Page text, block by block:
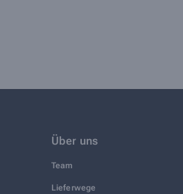
Über uns
Team
Lieferwege